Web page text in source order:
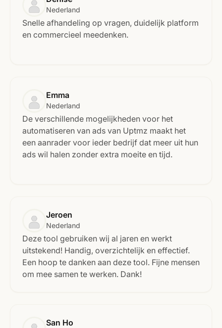
Nederland
Snelle afhandeling op vragen, duidelijk platform
en commercieel meedenken.
Emma
Nederland
De verschillende mogelijkheden voor het
automatiseren van ads van Uptmz maakt het
een aanrader voor ieder bedrijf dat meer uit hun
ads wil halen zonder extra moeite en tijd.
Jeroen
Nederland
Deze tool gebruiken wij al jaren en werkt
uitstekend! Handig, overzichtelijk en effectief.
Een hoop te danken aan deze tool. Fijne mensen
om mee samen te werken. Dank!
San Ho